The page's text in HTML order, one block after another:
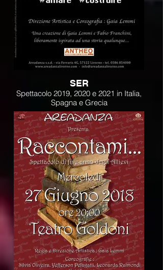
SER
Spettacolo 2019, 2020 e 2021 in Italia,
Spagna e Grecia